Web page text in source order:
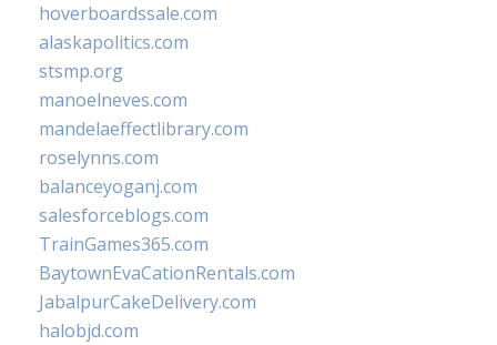
hoverboardssale.com
alaskapolitics.com
stsmp.org
manoelneves.com
mandelaeffectlibrary.com
roselynns.com
balanceyoganj.com
salesforceblogs.com
TrainGames365.com
BaytownEvaCationRentals.com
JabalpurCakeDelivery.com
halobjd.com